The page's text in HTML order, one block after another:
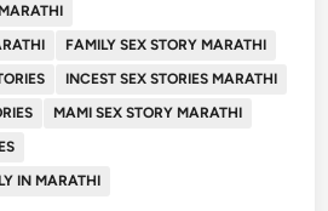
FAMILY SEX STORY MARATHI
INCEST SEX STORIES MARATHI
MAMI SEX STORY MARATHI
IN MARATHI